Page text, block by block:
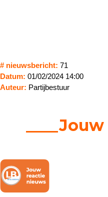
# nieuwsbericht: 71
Datum: 01/02/2024 14:00
Auteur: Partijbestuur